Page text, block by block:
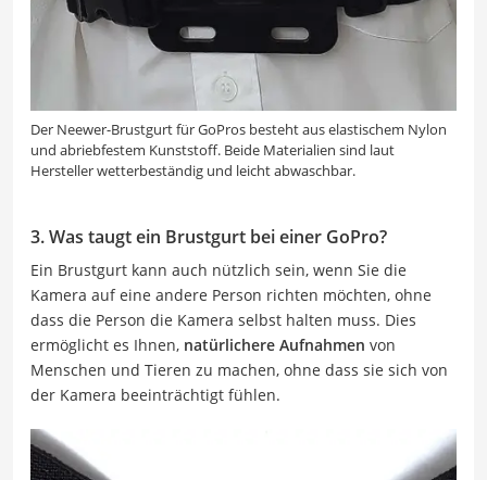
Der Neewer-Brustgurt für GoPros besteht aus elastischem Nylon
und abriebfestem Kunststoff. Beide Materialien sind laut
Hersteller wetterbeständig und leicht abwaschbar.
3. Was taugt ein Brustgurt bei einer GoPro?
Ein Brustgurt kann auch nützlich sein, wenn Sie die
Kamera auf eine andere Person richten möchten, ohne
dass die Person die Kamera selbst halten muss. Dies
ermöglicht es Ihnen, natürlichere Aufnahmen von
Menschen und Tieren zu machen, ohne dass sie sich von
der Kamera beeinträchtigt fühlen.